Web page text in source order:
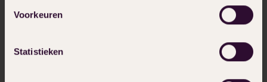
Voorkeuren
Statistieken